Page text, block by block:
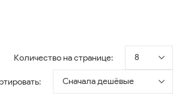
Количество на странице: 8
Сначала дешёвые